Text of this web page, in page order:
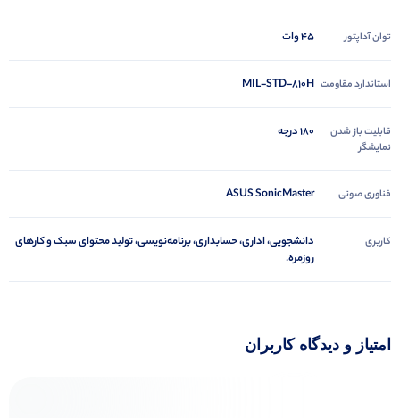
توان آداپتور 45 وات
استاندارد مقاومت MIL-STD-810H
قابلیت باز شدن
نمایشگر
180 درجه
فناوری صوتی ASUS SonicMaster
کاربری
دانشجویی، اداری، حسابداری، برنامه‌نویسی، تولید محتوای سبک و کارهای
روزمره.
امتیاز و دیدگاه کاربران